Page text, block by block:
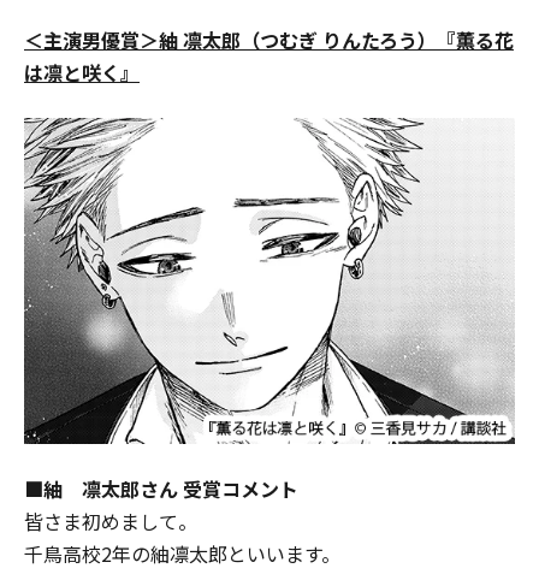
＜主演男優賞＞紬 凛太郎（つむぎ りんたろう）『薫る花
は凛と咲く』
■紬 凛太郎さん 受賞コメント
皆さま初めまして。
千鳥高校2年の紬凛太郎といいます。